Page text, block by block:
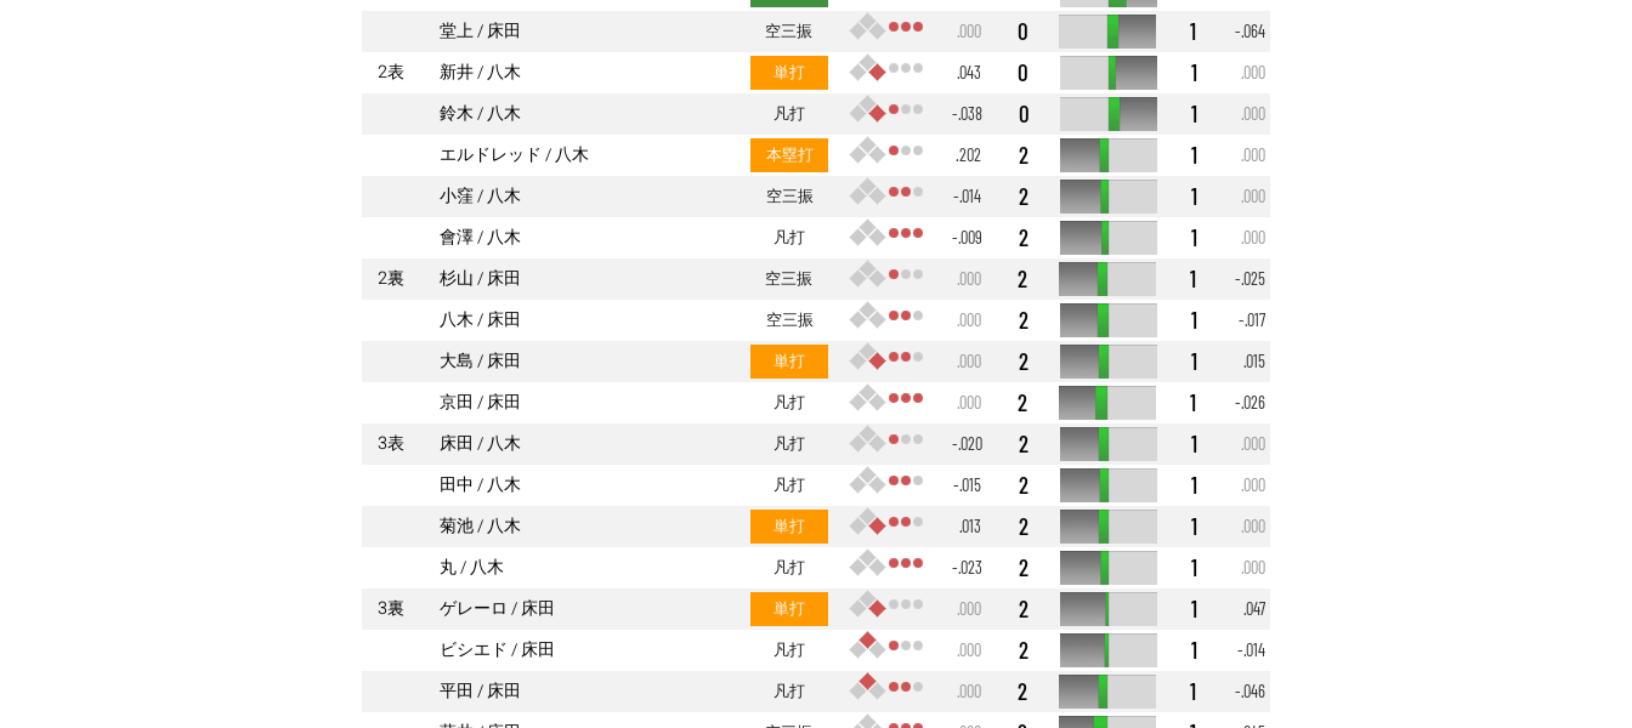
堂上 床田 空三振 .000 0 1 -.064
2表 新井 八木 単打 .043 0 1 .000
鈴木 八木 凡打 -.038 0 1 .000
エルドレッド 八木 本塁打 .202 2 1 .000
小窪 八木 空三振 -.014 2 1 .000
會澤 八木 凡打 -.009 2 1 .000
2裏 杉山 床田 空三振 .000 2 1 -.025
八木 床田 空三振 .000 2 1 -.017
大島 床田 単打 .000 2 1 .015
京田 床田 凡打 .000 2 1 -.026
3表 床田 八木 凡打 -.020 2 1 .000
田中 八木 凡打 -.015 2 1 .000
菊池 八木 単打 .013 2 1 .000
丸 八木 凡打 -.023 2 1 .000
3裏 ゲレーロ 床田 単打 .000 2 1 .047
ビシエド 床田 凡打 .000 2 1 -.014
平田 床田 凡打 .000 2 1 -.046